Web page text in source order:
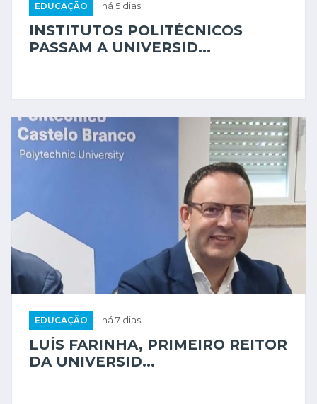
EDUCAÇÃO há 5 dias
INSTITUTOS POLITÉCNICOS
PASSAM A UNIVERSID...
EDUCAÇÃO há 7 dias
LUÍS FARINHA, PRIMEIRO REITOR
DA UNIVERSID...